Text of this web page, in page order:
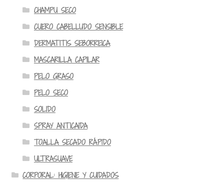
CHAMPU SECO
CUERO CABELLUDO SENSIBLE
DERMATITIS SEBORREICA
MASCARILLA CAPILAR
PELO GRASO
PELO SECO
SOLIDO
SPRAY ANTICAIDA
TOALLA SECADO RÁPIDO
ULTRASUAVE
CORPORAL: HIGIENE Y CUIDADOS